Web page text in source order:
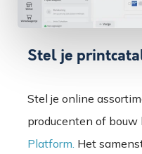
Stel je
Stel je online
producenten of
Platform. Het